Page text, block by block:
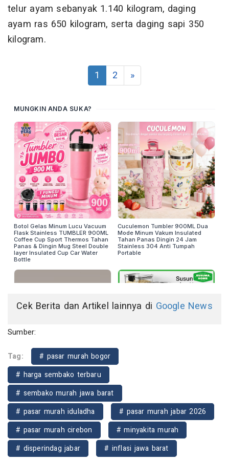
telur ayam sebanyak 1.140 kilogram, daging
ayam ras 650 kilogram, serta daging sapi 350
kilogram.
1 2 »
Cek Berita dan Artikel lainnya di Google News
Sumber:
Tag:
# pasar murah bogor
# harga sembako terbaru
# sembako murah jawa barat
# pasar murah iduladha
# pasar murah jabar 2026
# pasar murah cirebon
# minyakita murah
# disperindag jabar
# inflasi jawa barat